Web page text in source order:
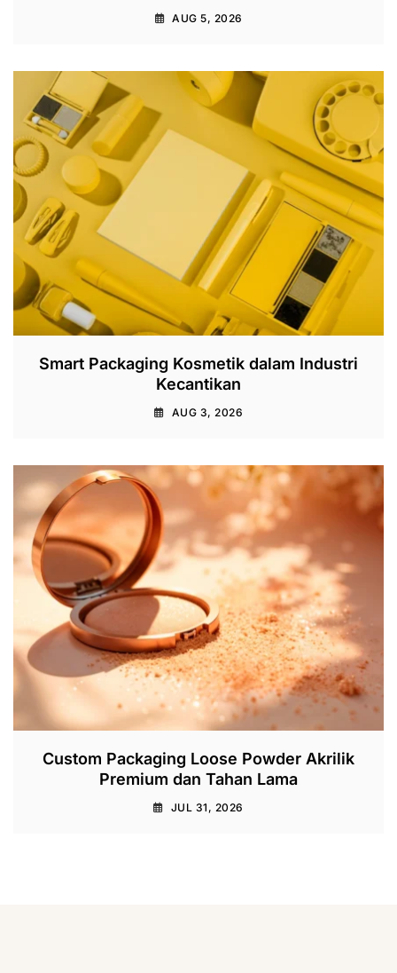
AUG 5, 2026
Smart Packaging Kosmetik dalam Industri
Kecantikan
AUG 3, 2026
Custom Packaging Loose Powder Akrilik
Premium dan Tahan Lama
JUL 31, 2026